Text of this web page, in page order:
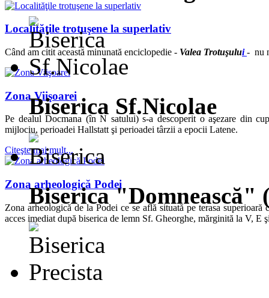
Localităţile trotuşene la superlativ
Când am citit această minunată enciclopedie - Valea Trotuşului - nu
Zona Viişoarei
Pe dealul Docmana (în N satului) s-a descoperit o aşezare din
mijlociu, perioadei Hallstatt şi perioadei târzii a epocii Latene.
Citeşte mai mult...
Zona arheologică Podei
Zona arheologică de la Podei ce se află situată pe terasa
acces imediat după biserica de lemn Sf. Gheorghe, mărginită la V,
Biserica Sf.Nicolae
Biserica "Domnească"